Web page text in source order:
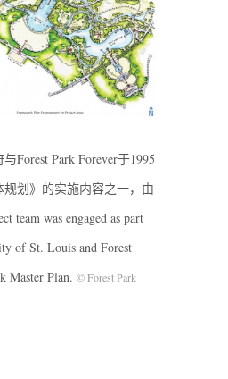
Forest Park Forever于1995
划》的实施内容之一，由
team was engaged as part
of St. Louis and Forest
Master Plan. © Forest Park